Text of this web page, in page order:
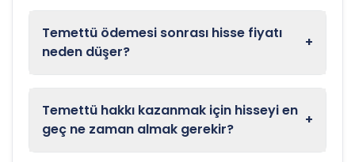
Temettü ödemesi sonrası hisse fiyatı
neden düşer?
+
Temettü hakkı kazanmak için hisseyi en
geç ne zaman almak gerekir?
+